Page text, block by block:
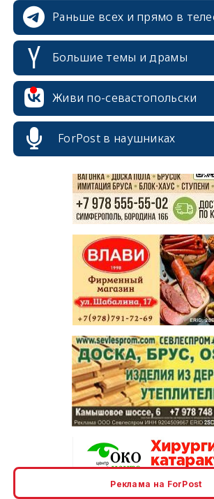
Раньше всех и прямо в
Большие темы и драмы
Живи по-севастопольски
ForPost в наушниках
Реклама на ForPost